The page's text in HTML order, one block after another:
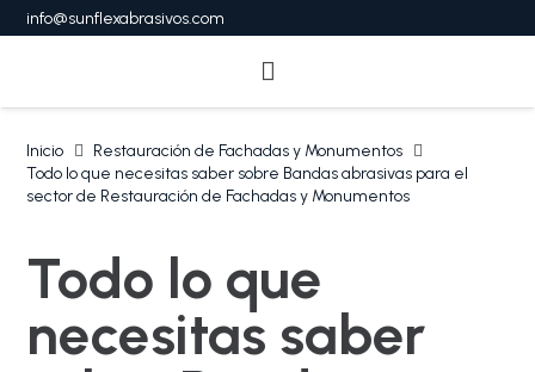
info@sunflexabrasivos.com
Inicio
Restauración de Fachadas y Monumentos
Todo lo que necesitas saber sobre Bandas abrasivas para el
sector de Restauración de Fachadas y Monumentos
Todo lo que
necesitas saber